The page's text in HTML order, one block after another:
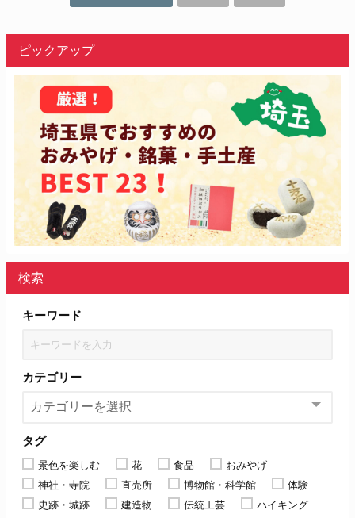
ピックアップ
検索
キーワード
カテゴリー
タグ
景色を楽しむ 花 食品
おみやげ
神社・寺院
直売所 博物館・科学館
体験
史跡・城跡
建造物 伝統工芸 ハイキング